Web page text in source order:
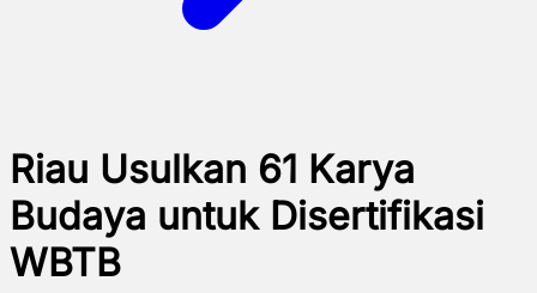
Riau Usulkan 61 Karya
Budaya untuk Disertifikasi
WBTB